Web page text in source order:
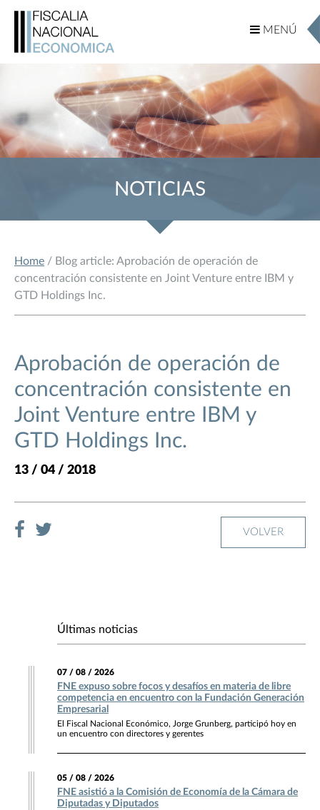
MENÚ
MENÚ
NOTICIAS
Home / Blog article: Aprobación de operación de
concentración consistente en Joint Venture entre IBM y
GTD Holdings Inc.
Aprobación de operación de
concentración consistente en
Joint Venture entre IBM y
GTD Holdings Inc.
13 / 04 / 2018
VOLVER
Últimas noticias
07 / 08 / 2026
FNE expuso sobre focos y desafíos en materia de libre
competencia en encuentro con la Fundación Generación
Empresarial
El Fiscal Nacional Económico, Jorge Grunberg, participó hoy en
un encuentro con directores y gerentes
05 / 08 / 2026
FNE asistió a la Comisión de Economía de la Cámara de
Diputadas y Diputados